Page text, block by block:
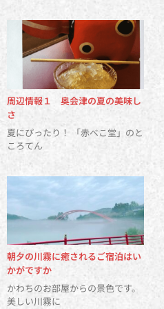
周辺情報１ 奥会津の夏の美味し
さ
夏にぴったり！ 「赤べこ堂」のと
ころてん
朝夕の川霧に癒されるご宿泊はい
かがですか
かわちのお部屋からの景色です。
美しい川霧に